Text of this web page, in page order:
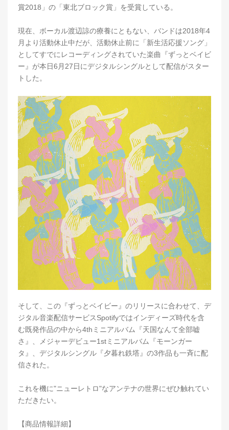
賞2018」の「東北ブロック賞」を受賞している。
現在、ボーカル渡辺諒の療養にともない、バンドは2018年4
月より活動休止中だが、活動休止前に「新生活応援ソング」
としてすでにレコーディングされていた楽曲『ずっとベイビ
ー』が本日6月27日にデジタルシングルとして配信がスター
トした。
そして、この『ずっとベイビー』のリリースに合わせて、デ
ジタル音楽配信サービスSpotifyではインディーズ時代を含
む既発作品の中から4thミニアルバム『天国なんて全部嘘
さ』、メジャーデビュー1stミニアルバム『モーンガー
タ』、デジタルシングル『夕暮れ鉄塔』の3作品も一斉に配
信された。
これを機に"ニューレトロ"なアンテナの世界にぜひ触れてい
ただきたい。
【商品情報詳細】